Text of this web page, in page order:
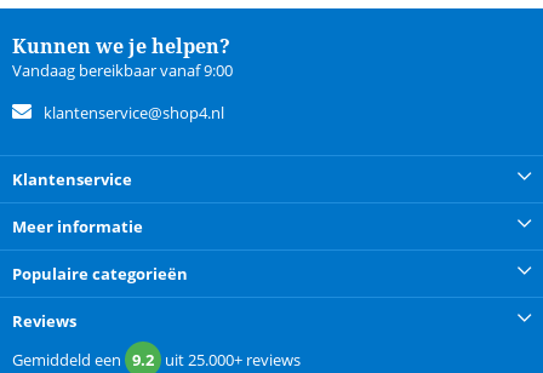
Kunnen we je helpen?
Vandaag bereikbaar vanaf 9:00
klantenservice@shop4.nl
Klantenservice
Meer informatie
Populaire categorieën
Reviews
Gemiddeld een 9.2 uit25.000+ reviews